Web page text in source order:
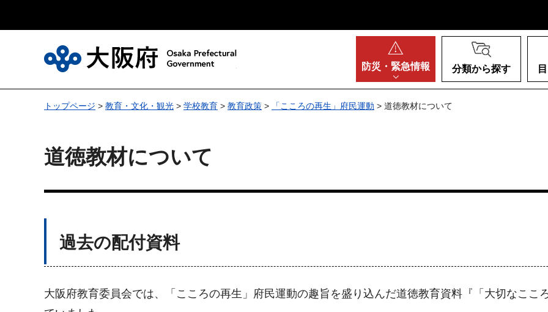
防災・ 緊急情報 分類から探す
トップページ > 教育・文化・観光 > 学校教育 > 教育政策 > 「こころの再生」府民運動 > 道徳教材について
道徳教材について
過去の配付資料
大阪府教育委員会では、「こころの再生」府民運動の趣旨を盛り込んだ道徳教育資料『「大切なここ